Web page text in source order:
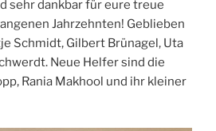
sehr dankbar für eure treue
Jahrzehnten! Geblieben
Schmidt, Gilbert Brünagel, Uta
Neue Helfer sind die
Rania Makhool und ihr kleiner